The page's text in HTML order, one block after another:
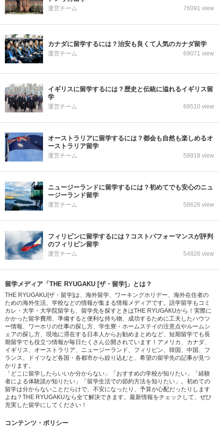
運営チーム 76091 view
カナダに留学するには？治安も良くて人気のカナダ留学
運営チーム 69071 view
イギリスに留学するには？歴史と伝統に溢れるイギリス留
学
運営チーム 69510 view
オーストラリアに留学するには？都会も自然も楽しめるオ
ーストラリア留学
運営チーム 59918 view
ニュージーランドに留学するには？初めてでも安心のニュ
ージーランド留学
運営チーム 58626 view
フィリピンに留学するには？コストパフォーマンスが評判
のフィリピン留学
運営チーム 54826 view
留学メディア「THE RYUGAKU [ザ・留学]」とは？
THE RYUGAKU[ザ・留学]は、海外留学、ワーキングホリデー、海外在住者の
ための海外生活、学校などの情報が集まる情報メディアです。語学留学もコミ
カレ・大学・大学院留学も、留学先を探すときはTHE RYUGAKUから！実際に
かかった留学費用、準備すると便利な持ち物、成功するために工夫したハウツ
ー情報、ワーホリの仕事の探し方、学生寮・ホームステイの注意点やルームシ
ェアの探し方、現地に滞在する日本人からお勧めまとめなど、短期留学でも長
期留学でも役立つ情報が毎日たくさん公開されています！アメリカ、カナダ、
イギリス、オーストラリア、ニュージーランド、フィリピン、韓国、中国、フ
ランス、ドイツなど各国・各都市から絞り込むと、希望の留学先の記事が見つ
かります。
「どこに留学したらいいか分からない」「おすすめの学校が知りたい」「経験
者による体験談が知りたい」「留学生活での節約方法を知りたい」。初めての
留学は分からないことだらけで、不安になったり、予算が心配だったりします
よね？THE RYUGAKUなら全て解決できます。最新情報をチェックして、ぜひ
充実した留学にしてください！
コンテンツ・ポリシー